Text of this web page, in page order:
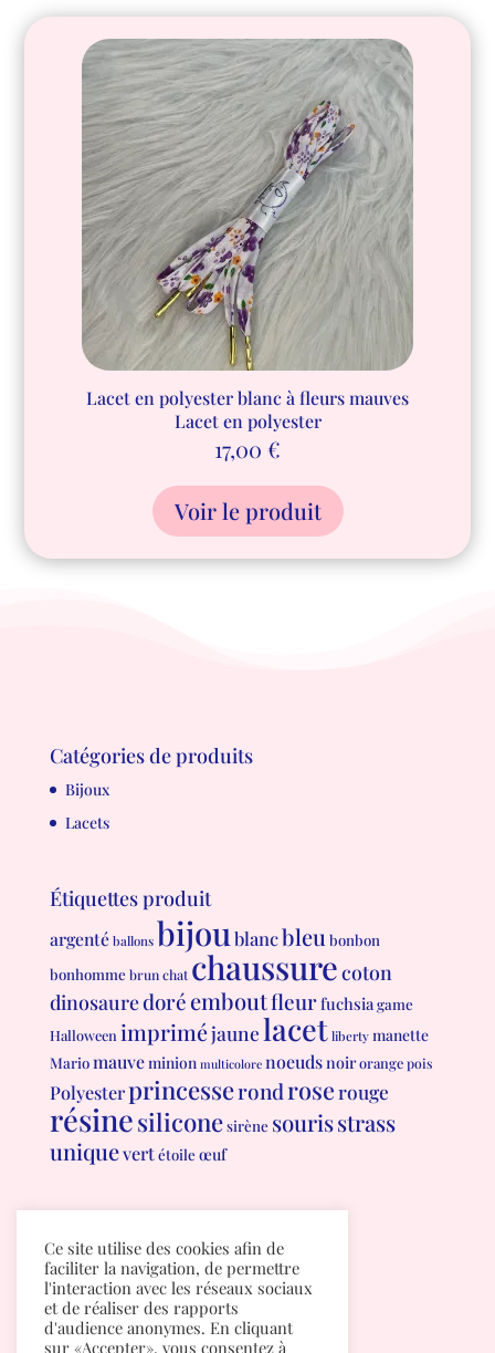
Lacet en polyester blanc à fleurs mauves
Lacet en polyester
17,00 €
Voir le produit
Catégories de produits
Bijoux
Lacets
Étiquettes produit
argenté ballons bijou blancbleu bonbon
bonhomme brun chat chaussurecoton
dinosauredoré emboutfleurfuchsiagame
Halloween impriméjaunelacet liberty manette
Mariomauveminion multicolore noeudsnoirorange pois
Polyesterprincesserondroserouge
résinesiliconesirène sourisstrass
uniquevertétoile œuf
Politique de confidentialité
Ce site utilise des cookies afin de
faciliter la navigation, de permettre
l'interaction avec les réseaux sociaux
et de réaliser des rapports
d'audience anonymes. En cliquant
sur «Accepter», vous consentez à